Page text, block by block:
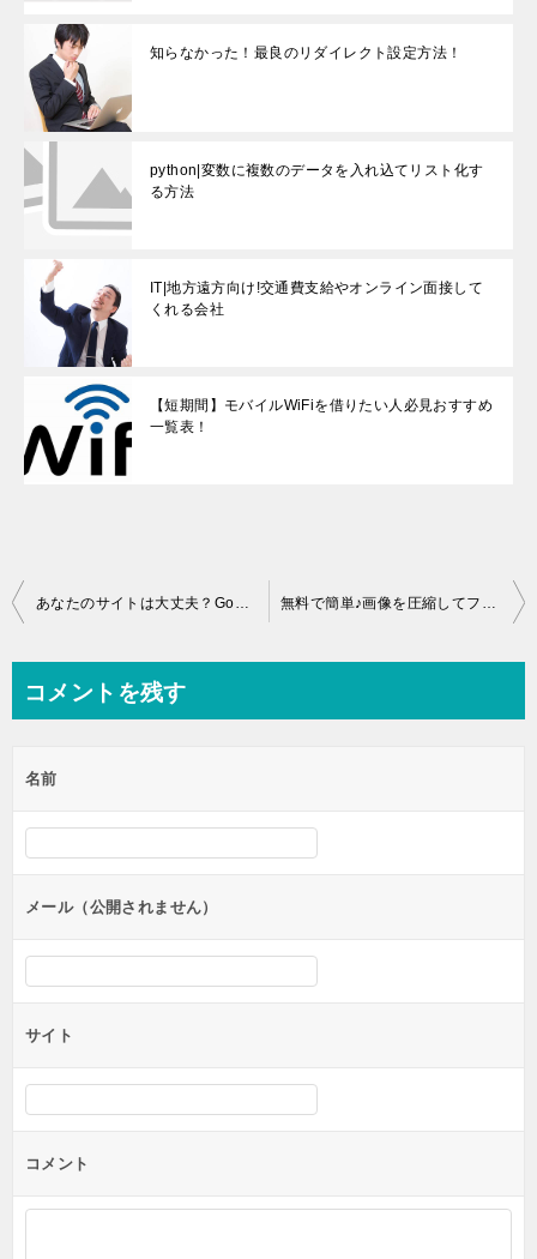
知らなかった！最良のリダイレクト設定方法！
python|変数に複数のデータを入れ込てリスト化す
る方法
IT|地方遠方向け!交通費支給やオンライン面接して
くれる会社
【短期間】モバイルWiFiを借りたい人必見おすすめ
一覧表！
投
ビ
ー
シ
ン
あなたのサイトは大丈夫？Googleペナルティをチェックしてみよう 無料で簡単♪画像を圧縮してファイルサイズを軽減する方法
コメントを残す
名前
メール（公開されません）
サイト
コメント